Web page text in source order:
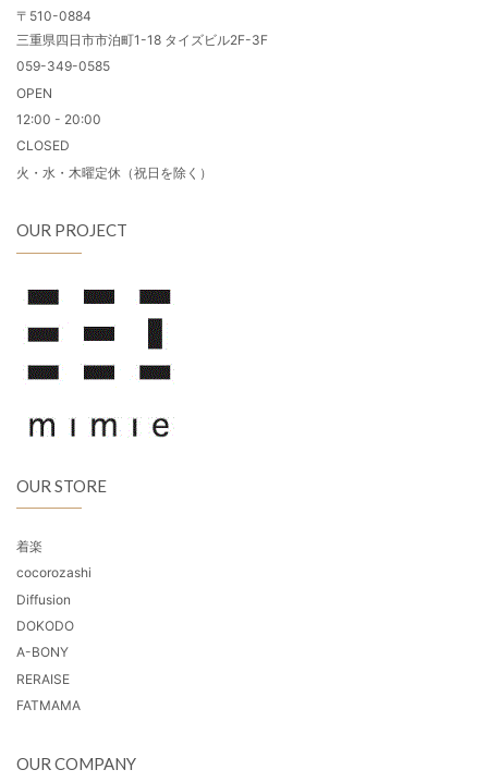
〒510-0884
三重県四日市市泊町1-18 タイズビル2F-3F
059-349-0585
OPEN
12:00 - 20:00
CLOSED
火・水・木曜定休（祝日を除く）
OUR PROJECT
OUR STORE
着楽
cocorozashi
Diffusion
DOKODO
A-BONY
RERAISE
FATMAMA
OUR COMPANY